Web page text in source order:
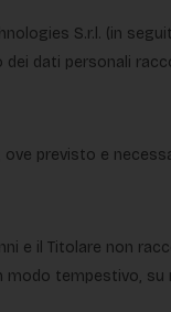
S.r.l. (in
dati personali
previsto e
e il Titolare non
tempestivo, su